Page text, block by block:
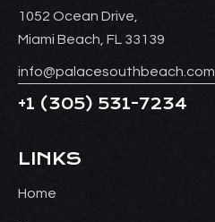
1052 Ocean Drive,
Miami Beach, FL 33139
info@palacesouthbeach.com
+1 (305) 531-7234
LINKS
Home